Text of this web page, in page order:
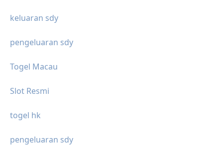
keluaran sdy
pengeluaran sdy
Togel Macau
Slot Resmi
togel hk
pengeluaran sdy